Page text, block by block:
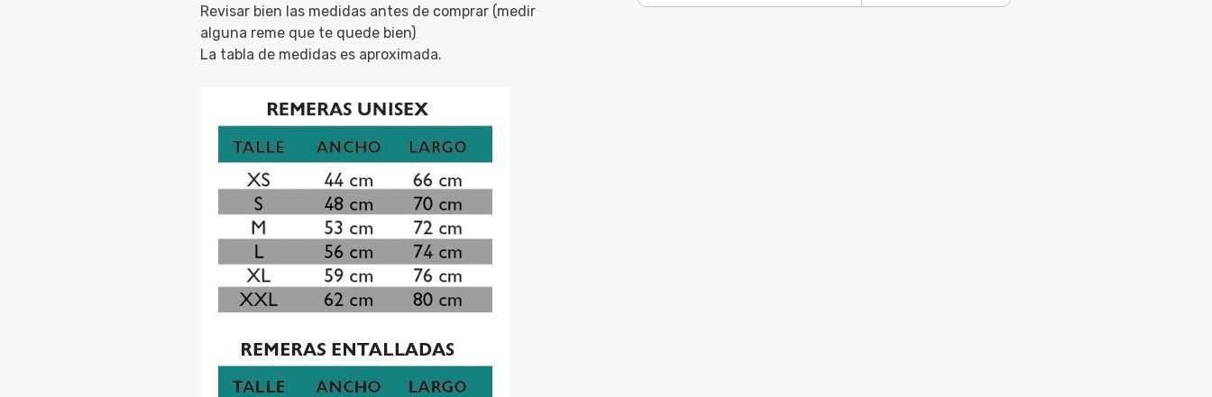
Revisar bien las medidas antes de comprar (medir
alguna reme que te quede bien)
La tabla de medidas es aproximada.